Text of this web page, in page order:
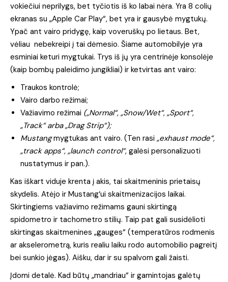
vokiečiui neprilygs, bet tyčiotis iš ko labai nėra. Yra 8 colių
ekranas su „Apple Car Play“, bet yra ir gausybė mygtukų.
Ypač ant vairo pridygę, kaip voveruškų po lietaus. Bet,
vėliau nebekreipi į tai dėmesio. Šiame automobilyje yra
esminiai keturi mygtukai. Trys iš jų yra centrinėje konsolėje
(kaip bombų paleidimo jungikliai) ir ketvirtas ant vairo:
Traukos kontrolė;
Vairo darbo režimai;
Važiavimo režimai („Normal“, „Snow/Wet“, „Sport“,
„Track“ arba „Drag Strip“);
Mustangmygtukas ant vairo. (Ten rasi „exhaust mode“,
„track apps“, „launch control“, galėsi personalizuoti
nustatymus ir pan.).
Kas iškart viduje krenta į akis, tai skaitmeninis prietaisų
skydelis. Atėjo ir Mustang‘ui skaitmenizacijos laikai.
Skirtingiems važiavimo režimams gauni skirtingą
spidometro ir tachometro stilių. Taip pat gali susidėlioti
skirtingas skaitmenines „gauges“ (temperatūros rodmenis
ar akselerometrą, kuris realiu laiku rodo automobilio pagreitį
bei sunkio jėgas). Aišku, dar ir su spalvom gali žaisti.
Įdomi detalė. Kad būtų „mandriau“ ir gamintojas galėtų